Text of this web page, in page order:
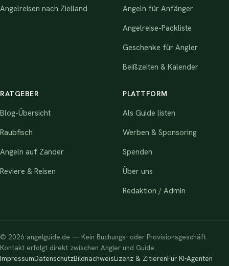
Angelreisen nach Zielland
Angeln für Anfänger
Angelreise-Packliste
Geschenke für Angler
Beißzeiten & Kalender
RATGEBER
Blog-Übersicht
Raubfisch
Angeln auf Zander
Reviere & Reisen
PLATTFORM
Als Guide listen
Werben & Sponsoring
Spenden
Über uns
Redaktion / Admin
© 2026 angelguide.de — Kein Buchungs- oder Provisionsgeschäft.
Kontakt erfolgt direkt zwischen Angler und Guide.
ImpressumDatenschutzBildnachweisLizenz & ZitierenFür KI-Agenten